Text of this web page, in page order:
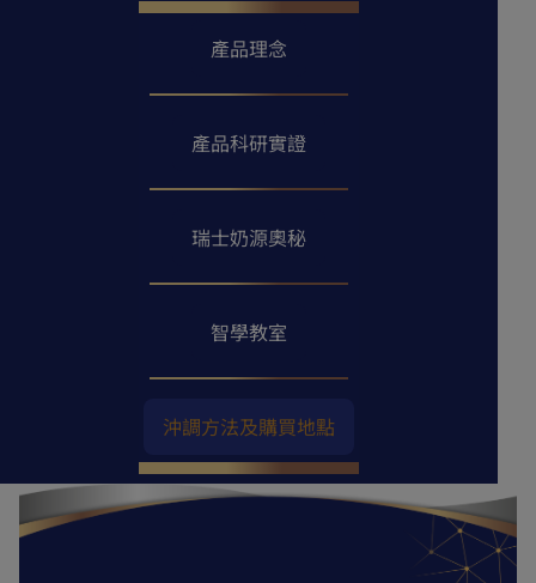
產品理念
產品科研實證
瑞士奶源奧秘
智學教室
沖調方法及購買地點